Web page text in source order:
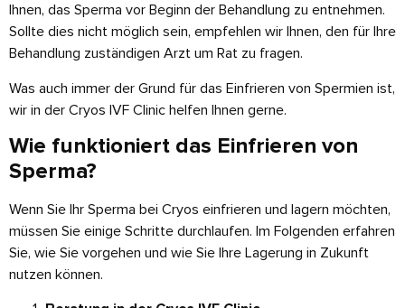
Ihnen, das Sperma vor Beginn der Behandlung zu entnehmen.
Sollte dies nicht möglich sein, empfehlen wir Ihnen, den für Ihre
Behandlung zuständigen Arzt um Rat zu fragen.
Was auch immer der Grund für das Einfrieren von Spermien ist,
wir in der Cryos IVF Clinic helfen Ihnen gerne.
Wie funktioniert das Einfrieren von
Sperma?
Wenn Sie Ihr Sperma bei Cryos einfrieren und lagern möchten,
müssen Sie einige Schritte durchlaufen. Im Folgenden erfahren
Sie, wie Sie vorgehen und wie Sie Ihre Lagerung in Zukunft
nutzen können.